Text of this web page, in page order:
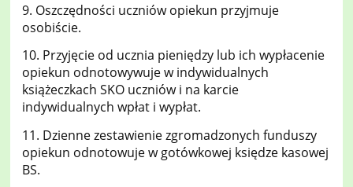
9. Oszczędności uczniów opiekun przyjmuje
osobiście.
10. Przyjęcie od ucznia pieniędzy lub ich wypłacenie
opiekun odnotowywuje w indywidualnych
książeczkach SKO uczniów i na karcie
indywidualnych wpłat i wypłat.
11. Dzienne zestawienie zgromadzonych funduszy
opiekun odnotowuje w gotówkowej księdze kasowej
BS.